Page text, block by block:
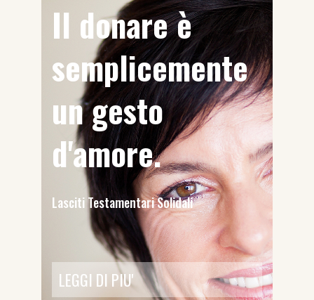
Il donare è
semplicemente
un gesto
d'amore.
Lasciti Testamentari Solidali
LEGGI DI PIU'